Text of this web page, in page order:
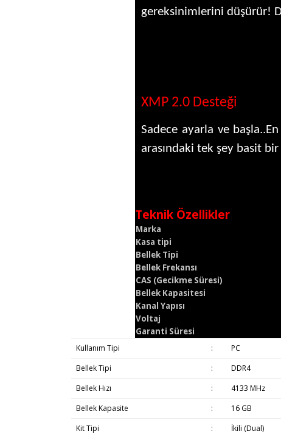
gereksinimlerini düşürür!
XMP 2.0 Desteği
Sadece ayarla ve
arasındaki tek şey basit bir
Teknik Özellikler
Marka
Kasa tipi
Bellek Tipi
Bellek Frekansı
CAS (Gecikme Süresi)
Bellek Kapasitesi
Kanal Yapısı
Voltaj
Garanti Süresi
Kullanım Tipi :
PC
Bellek Tipi
:
DDR4
Bellek Hızı
:
4133 MHz
Bellek Kapasite
:
16 GB
Kit Tipi
:
İkili (Dual)